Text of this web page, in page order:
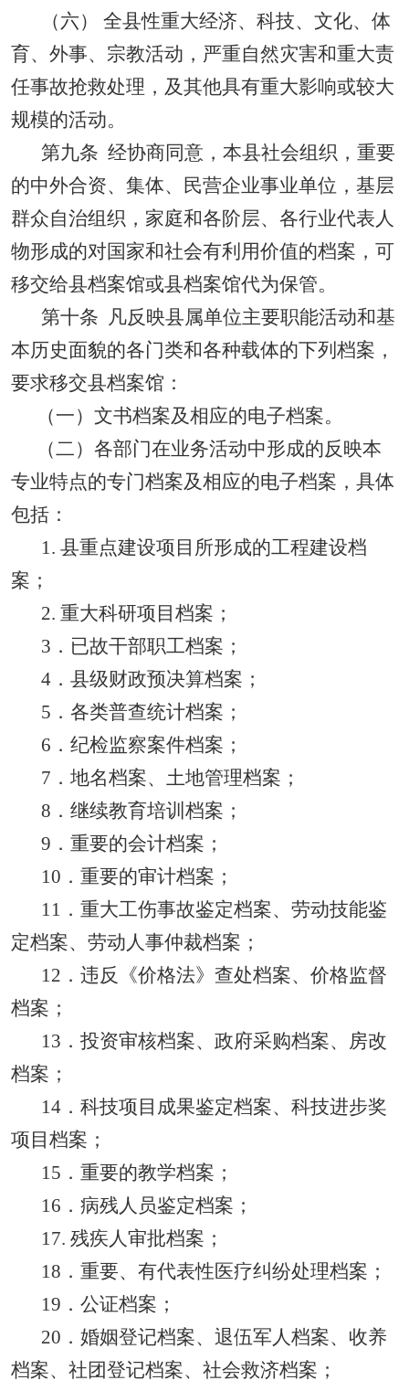
（六） 全县性重大经济、科技、文化、体
育、外事、宗教活动，严重自然灾害和重大责
任事故抢救处理，及其他具有重大影响或较大
规模的活动。
第九条 经协商同意，本县社会组织，重要
的中外合资、集体、民营企业事业单位，基层
群众自治组织，家庭和各阶层、各行业代表人
物形成的对国家和社会有利用价值的档案，可
移交给县档案馆或县档案馆代为保管。
第十条 凡反映县属单位主要职能活动和基
本历史面貌的各门类和各种载体的下列档案，
要求移交县档案馆：
（一）文书档案及相应的电子档案。
（二）各部门在业务活动中形成的反映本
专业特点的专门档案及相应的电子档案，具体
包括：
1. 县重点建设项目所形成的工程建设档
案；
2. 重大科研项目档案；
3 ．已故干部职工档案；
4 ．县级财政预决算档案；
5 ．各类普查统计档案；
6 ．纪检监察案件档案；
7 ．地名档案、土地管理档案；
8 ．继续教育培训档案；
9 ．重要的会计档案；
10 ．重要的审计档案；
11 ．重大工伤事故鉴定档案、劳动技能鉴
定档案、劳动人事仲裁档案；
12 ．违反《价格法》查处档案、价格监督
档案；
13 ．投资审核档案、政府采购档案、房改
档案；
14 ．科技项目成果鉴定档案、科技进步奖
项目档案；
15 ．重要的教学档案；
16 ．病残人员鉴定档案；
17. 残疾人审批档案；
18 ．重要、有代表性医疗纠纷处理档案；
19 ．公证档案；
20 ．婚姻登记档案、退伍军人档案、收养
档案、社团登记档案、社会救济档案；